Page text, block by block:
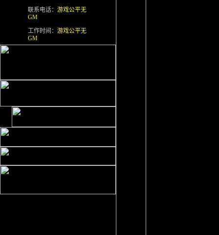
联系电话： 游戏公平无
GM
工作时间： 游戏公平无
GM